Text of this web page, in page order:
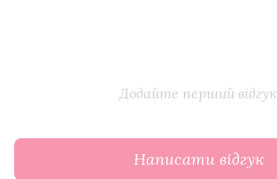
Додайте перший відгук
Написати відгук